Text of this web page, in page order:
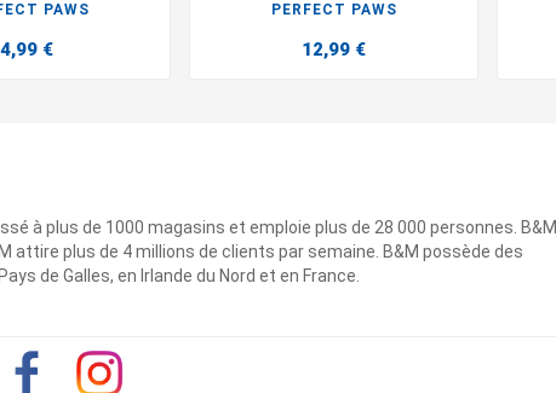
PAWS
4,99 €
PERFECT PAWS
12,99 €
à plus de 1000 magasins et emploie plus de 28 000 personnes. B&M
attire plus de 4 millions de clients par semaine. B&M possède des
de Galles, en Irlande du Nord et en France.